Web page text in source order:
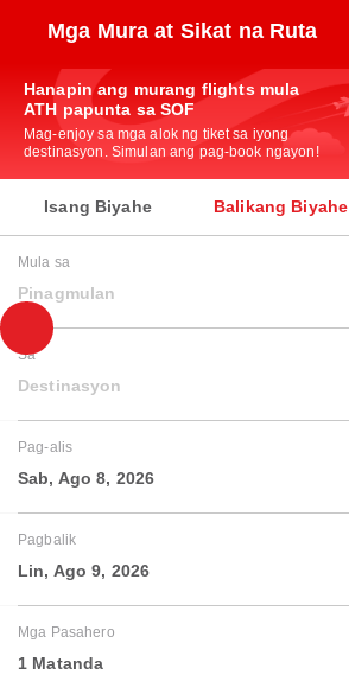
Mga Mura at Sikat na Ruta
Hanapin ang murang flights mula
ATH papunta sa SOF
Mag-enjoy sa mga alok ng tiket sa iyong
destinasyon. Simulan ang pag-book ngayon!
Isang Biyahe Balikang Biyahe
Mula sa
Pinagmulan
Sa
Destinasyon
Pag-alis
Sab, Ago 8, 2026
Pagbalik
Lin, Ago 9, 2026
Mga Pasahero
1 Matanda